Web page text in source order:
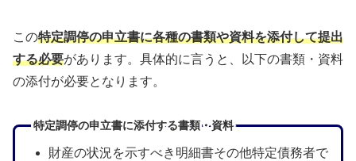
この特定調停の申立書に各種の書類や資料を添付して提出
する必要があります。具体的に言うと、以下の書類・資料
の添付が必要となります。
特定調停の申立書に添付する書類・資料
財産の状況を示すべき明細書その他特定債務者で